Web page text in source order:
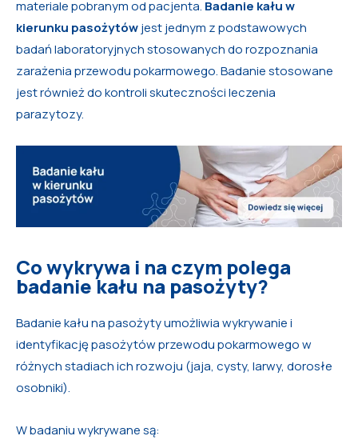
materiale pobranym od pacjenta. Badanie kału w
kierunku pasożytówjest jednym z podstawowych
badań laboratoryjnych stosowanych do rozpoznania
zarażenia przewodu pokarmowego. Badanie stosowane
jest również do kontroli skuteczności leczenia
parazytozy.
Co wykrywa i na czym polega
badanie kału na pasożyty?
Badanie kału na pasożyty umożliwia wykrywanie i
identyfikację pasożytów przewodu pokarmowego w
różnych stadiach ich rozwoju (jaja, cysty, larwy, dorosłe
osobniki).
W badaniu wykrywane są: